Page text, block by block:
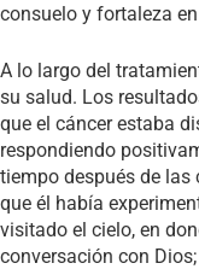
consuelo y fortaleza
A lo largo del
su salud. Los
que el cáncer estaba
respondiendo
tiempo después de
que él había
visitado el cielo, en
conversación con